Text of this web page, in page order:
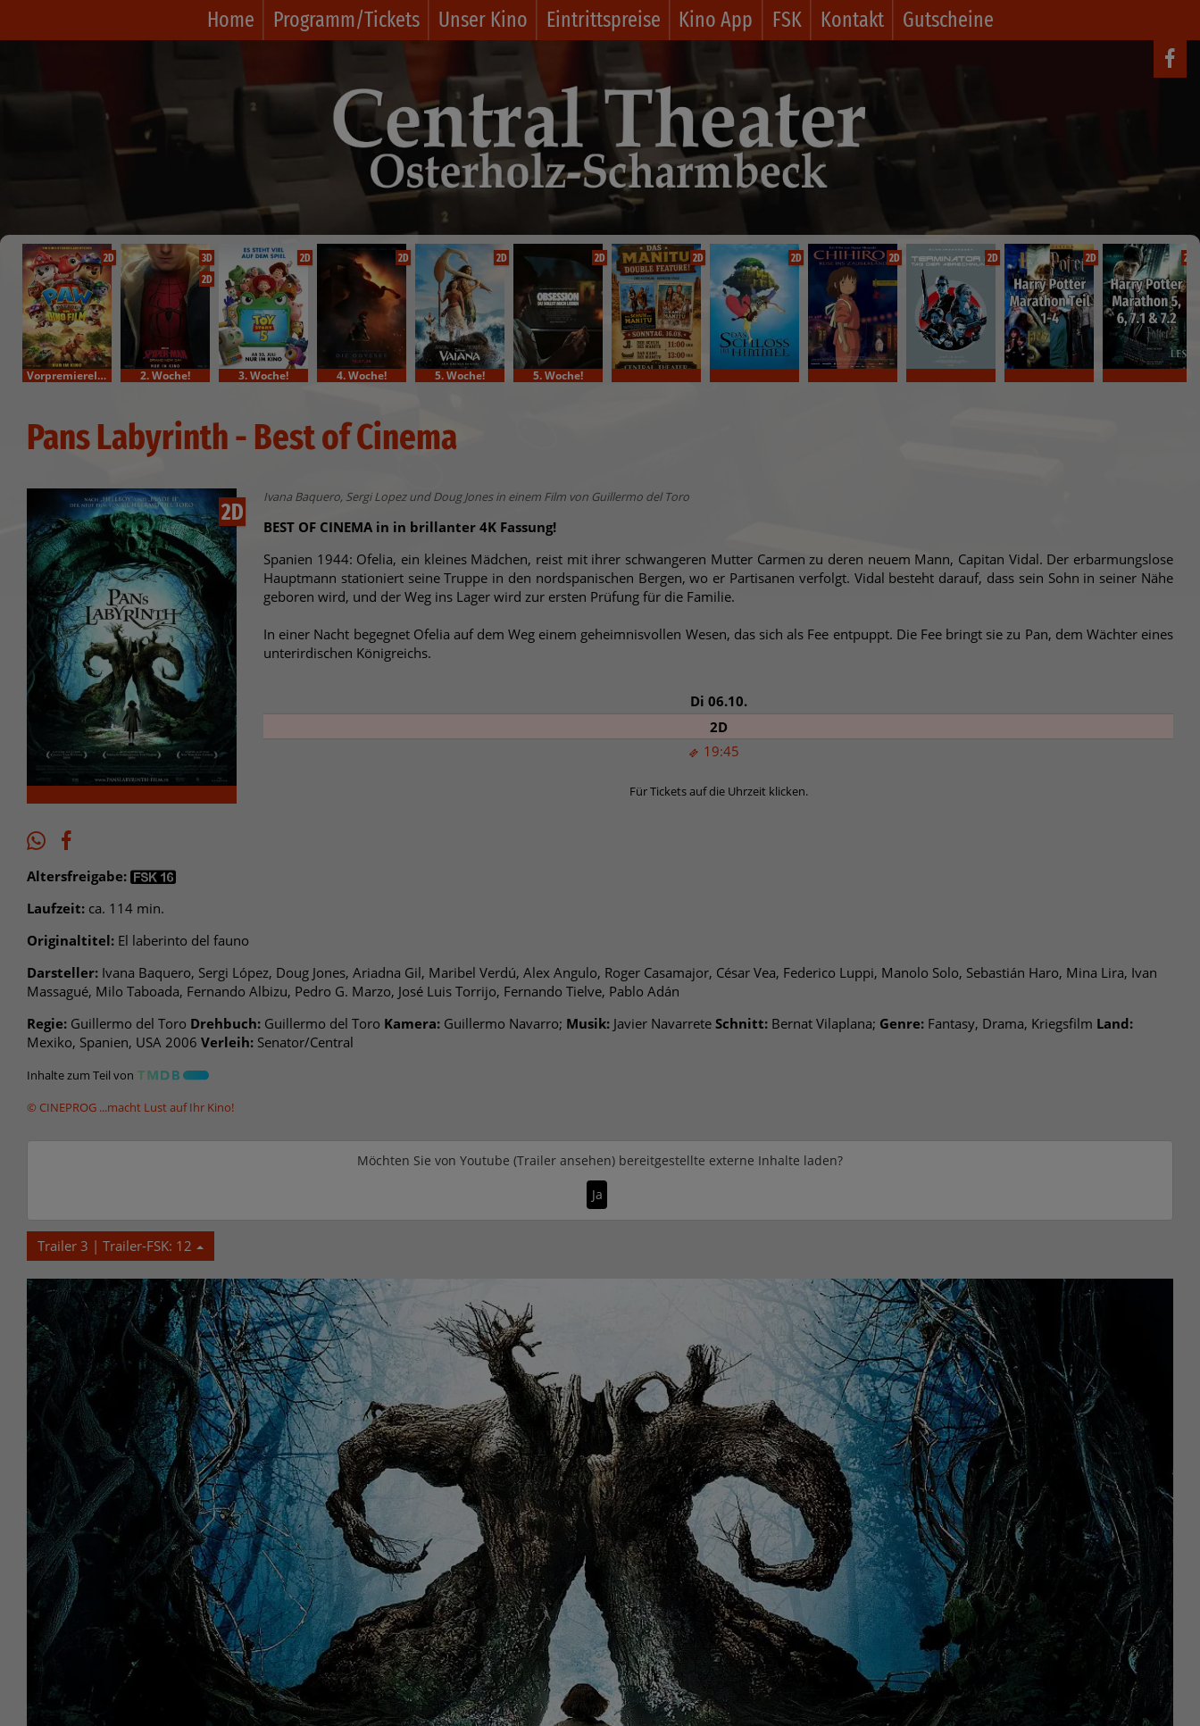
Home Programm/Tickets Unser Kino Eintrittspreise Kino App FSK Kontakt Gutscheine
2D
VorpremiereIm Bundesstart
3D
2D
2. Woche!
2D
3. Woche!
2D
4. Woche!
2D
5. Woche!
2D
5. Woche!
2D 2D 2D 2D 2D 2D
Pans Labyrinth - Best of Cinema
2D
Ivana Baquero, Sergi Lopez und Doug Jones in einem Film von Guillermo del Toro
BEST OF CINEMA in in brillanter 4K Fassung!
Spanien 1944: Ofelia, ein kleines Mädchen, reist mit ihrer schwangeren Mutter Carmen zu deren neuem Mann, Capitan Vidal. Der erbarmungslose
Hauptmann stationiert seine Truppe in den nordspanischen Bergen, wo er Partisanen verfolgt. Vidal besteht darauf, dass sein Sohn in seiner Nähe
geboren wird, und der Weg ins Lager wird zur ersten Prüfung für die Familie.
In einer Nacht begegnet Ofelia auf dem Weg einem geheimnisvollen Wesen, das sich als Fee entpuppt. Die Fee bringt sie zu Pan, dem Wächter eines
unterirdischen Königreichs.
Di 06.10.
19:45
2D
Für Tickets auf die Uhrzeit klicken.
Altersfreigabe:
Laufzeit: ca. 114 min.
Originaltitel: El laberinto del fauno
Darsteller: Ivana Baquero, Sergi López, Doug Jones, Ariadna Gil, Maribel Verdú, Alex Angulo, Roger Casamajor, César Vea, Federico Luppi, Manolo Solo, Sebastián Haro, Mina Lira, Ivan
Massagué, Milo Taboada, Fernando Albizu, Pedro G. Marzo, José Luis Torrijo, Fernando Tielve, Pablo Adán
Regie: Guillermo del Toro Drehbuch: Guillermo del Toro Kamera: Guillermo Navarro; Musik: Javier Navarrete Schnitt: Bernat Vilaplana; Genre: Fantasy, Drama, Kriegsfilm Land:
Mexiko, Spanien, USA 2006 Verleih: Senator/Central
Inhalte zum Teil von
© CINEPROG ...macht Lust auf Ihr Kino!
Möchten Sie von Youtube (Trailer ansehen) bereitgestellte externe Inhalte laden?
Ja
Trailer 3 | Trailer-FSK: 12